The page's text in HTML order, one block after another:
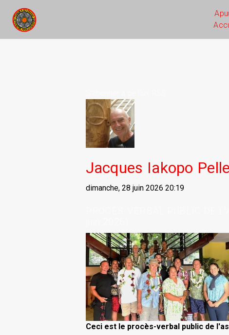
Jacques Iakopo
dimanche, 28 juin 2026 20:19
Ceci est le procès-verbal public de